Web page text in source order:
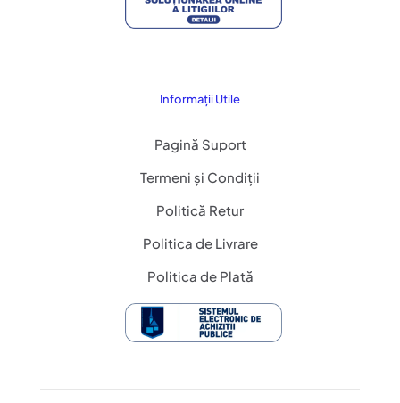
Informații Utile
Pagină Suport
Termeni și Condiții
Politică Retur
Politica de Livrare
Politica de Plată